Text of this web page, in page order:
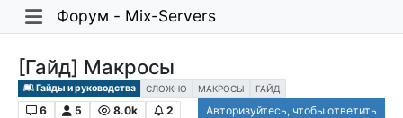
Форум - Mix-Servers
[Гайд] Макросы
Гайды и руководства СЛОЖНО МАКРОСЫ ГАЙД
6 5 8.0k 2 Авторизуйтесь, чтобы ответить